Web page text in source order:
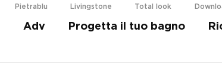
Pietrablu Livingstone Total look
Adv Progetta il tuo bagno